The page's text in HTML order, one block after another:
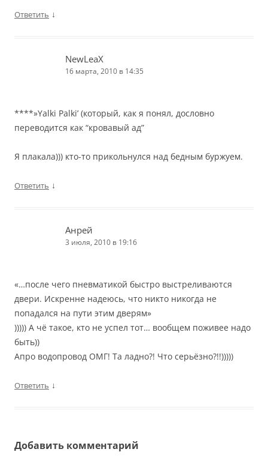
Ответить ↓
NewLeaX
16 марта, 2010 в 14:35
****»Yalki Palki’ (который, как я понял, дословно
переводится как “кровавый ад”
Я плакала))) кто-то прикольнулся над бедным буржуем.
Ответить ↓
Анрей
3 июля, 2010 в 19:16
«…после чего пневматикой быстро выстреливаются
двери. Искренне надеюсь, что никто никогда не
попадался на пути этим дверям»
))))) А чё такое, кто не успел тот… вообщем поживее надо
быть))
Апро водопровод ОМГ! Та ладно?! Что серьёзно?!!)))))
Ответить ↓
Добавить комментарий